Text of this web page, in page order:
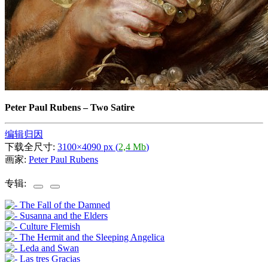
Peter Paul Rubens–Two Satire
编辑归因
下载全尺寸: 3100×4090 px (2,4 Mb)
画家: Peter Paul Rubens
专辑: